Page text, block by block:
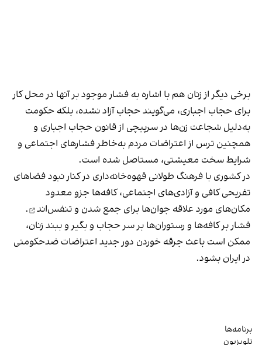
برخی دیگر از زنان هم با اشاره به فشار موجود بر آنها در محل کار
برای حجاب اجباری، می‌گویند حجاب آزاد نشده، بلکه حکومت
به‌دلیل شجاعت زن‌ها در سرپیچی از قانون حجاب اجباری و
همچنین ترس از اعتراضات مردم به‌خاطر فشارهای اجتماعی و
شرایط سخت معیشتی، مستاصل شده است.
در کشوری با فرهنگ طولانی قهوه‌‌خانه‌داری در کنار نبود فضاهای
تفریحی کافی و آزادی‌های اجتماعی، کافه‌ها جزو معدود
مکان‌های مورد علاقه جوان‌ها برای جمع شدن و تنفس‌اند
.
فشار بر کافه‌ها و رستوران‌ها بر سر حجاب و بگیر و ببند زنان،
ممکن است باعث جرقه خوردن دور جدید اعتراضات ضدحکومتی
در ایران بشود.
برنامه‌ها
تلویزیون